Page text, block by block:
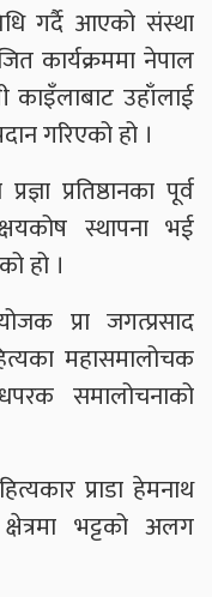
गर्दै आएको संस्था
कार्यक्रममा नेपाल
काइँलाबाट उहाँलाई
गरिएको हो ।
प्रतिष्ठानका पूर्व
स्थापना भई
हो ।
प्रा जगत्प्रसाद
महासमालोचक
समालोचनाको
प्राडा हेमनाथ
भट्टको अलग